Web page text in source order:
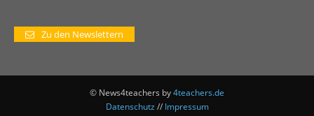
Zu den Newslettern
© News4teachers by4teachers.de
Datenschutz // Impressum